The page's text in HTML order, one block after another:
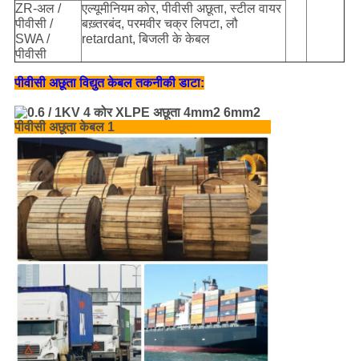
ZR-अल /
पीवीसी /
SWA /
पीवीसी
एल्यूमीनियम कोर, पीवीसी अछूता, स्टील वायर
बख़्तरबंद, परमवीर चक्र लिपटा, लौ
retardant, बिजली के केबल
पीवीसी अछूता विद्युत केबल तकनीकी डाटा: